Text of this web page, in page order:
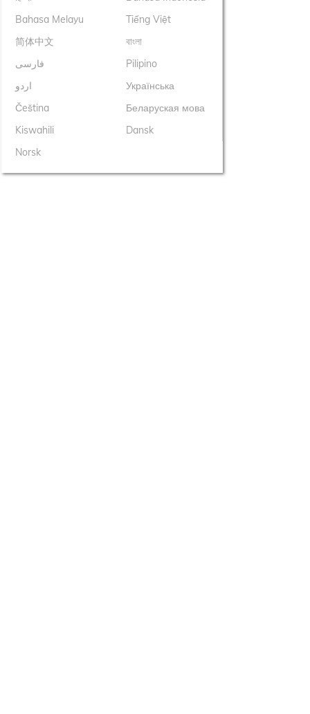
Bahasa Melayu
Tiếng Việt
简体中文
বাংলা
فارسی
Pilipino
اردو
Українська
Čeština
Беларуская мова
Kiswahili
Dansk
Norsk